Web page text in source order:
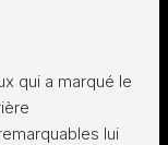
qui a marqué le
lui